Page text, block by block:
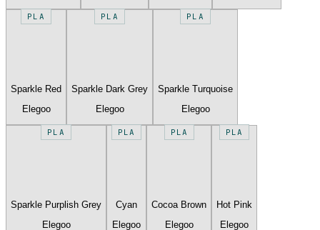
PLA
Sparkle Red
Elegoo
PLA
Sparkle Dark Grey
Elegoo
PLA
Sparkle Turquoise
Elegoo
PLA
Sparkle Purplish Grey
Elegoo
PLA
Cyan
Elegoo
PLA
Cocoa Brown
Elegoo
PLA
Hot Pink
Elegoo